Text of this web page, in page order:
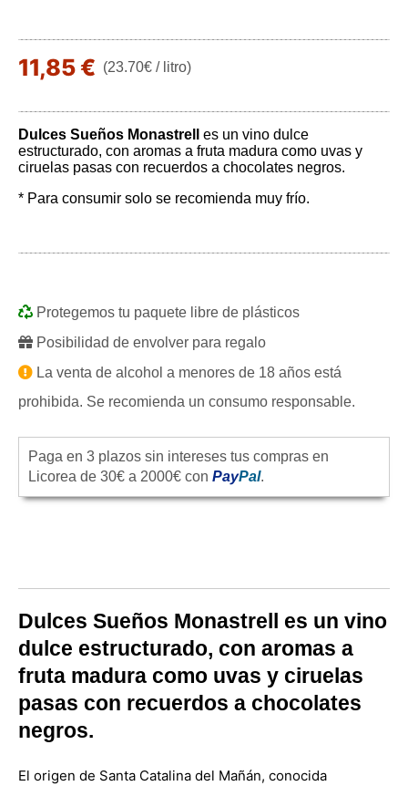
11,85 € (23.70€ / litro)
Dulces Sueños Monastrell
es un vino dulce
estructurado, con aromas a fruta madura como uvas y
ciruelas pasas con recuerdos a chocolates negros.
* Para consumir solo se recomienda muy frío.
Protegemos tu paquete libre de plásticos
Posibilidad de envolver para regalo
La venta de alcohol a menores de 18 años está
prohibida. Se recomienda un consumo responsable.
Paga en 3 plazos sin intereses tus compras en
Licorea de 30€ a 2000€ con PayPal.
Dulces Sueños Monastrell es un vino
dulce estructurado, con aromas a
fruta madura como uvas y ciruelas
pasas con recuerdos a chocolates
negros.
El origen de Santa Catalina del Mañán, conocida